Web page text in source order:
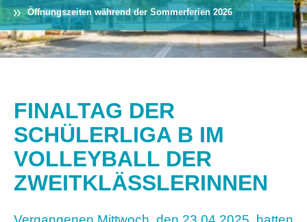
Öffnungszeiten während der Sommerferien 2026
FINALTAG DER
SCHÜLERLIGA B IM
VOLLEYBALL DER
ZWEITKLÄSSLERINNEN